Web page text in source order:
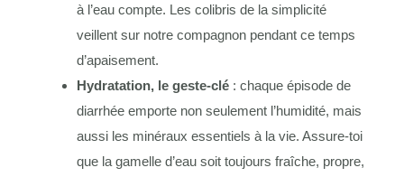
à l’eau compte. Les colibris de la simplicité
veillent sur notre compagnon pendant ce temps
d’apaisement.
Hydratation, le geste-clé : chaque épisode de
diarrhée emporte non seulement l’humidité, mais
aussi les minéraux essentiels à la vie. Assure-toi
que la gamelle d’eau soit toujours fraîche, propre,